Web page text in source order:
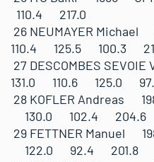
110.4 217.0
26 NEUMAYER
110.4 125.5 100.3
27 DESCOMBES
131.0 110.6 125.0
28 KOFLER
130.0 102.4 204.6
29 FETTNER
122.0 92.4 201.8